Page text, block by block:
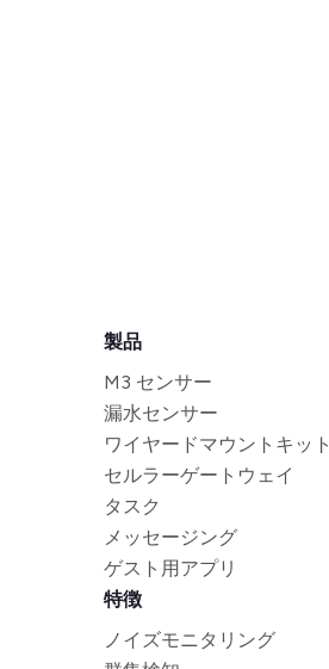
製品
M3 センサー
漏水センサー
ワイヤードマウントキット
セルラーゲートウェイ
タスク
メッセージング
ゲスト用アプリ
特徴
ノイズモニタリング